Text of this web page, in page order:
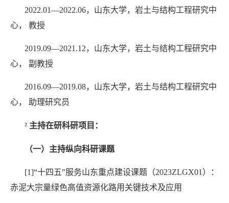
2022.01—2022.06，山东大学，岩土与结构工程研究中
心，
教授
2019.09—2021.12，山东大学，岩土与结构工程研究中
心，
副教授
2016.09—2019.08，山东大学，岩土与结构工程研究中
心，
助理研究员
² 主持在研科研项目：
（一）主持纵向科研课题
[1]“十四五”服务山东重点建设课题（2023ZLGX01 ）：
赤泥大宗量绿色高值资源化路用关键技术及应用